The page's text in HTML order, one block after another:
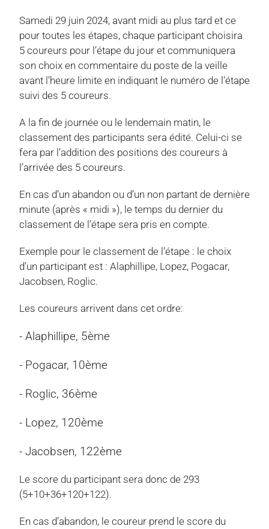
Samedi 29 juin 2024, avant midi au plus tard et ce
pour toutes les étapes, chaque participant choisira
5 coureurs pour l’étape du jour et communiquera
son choix en commentaire du poste de la veille
avant l’heure limite en indiquant le numéro de l'étape
suivi des 5 coureurs.
A la fin de journée ou le lendemain matin, le
classement des participants sera édité. Celui-ci se
fera par l’addition des positions des coureurs à
l’arrivée des 5 coureurs.
En cas d’un abandon ou d’un non partant de dernière
minute (après « midi »), le temps du dernier du
classement de l’étape sera pris en compte.
Exemple pour le classement de l’étape : le choix
d’un participant est : Alaphillipe, Lopez, Pogacar,
Jacobsen, Roglic.
Les coureurs arrivent dans cet ordre:
- Alaphillipe, 5ème
- Pogacar, 10ème
- Roglic, 36ème
- Lopez, 120ème
- Jacobsen, 122ème
Le score du participant sera donc de 293
(5+10+36+120+122).
En cas d’abandon, le coureur prend le score du